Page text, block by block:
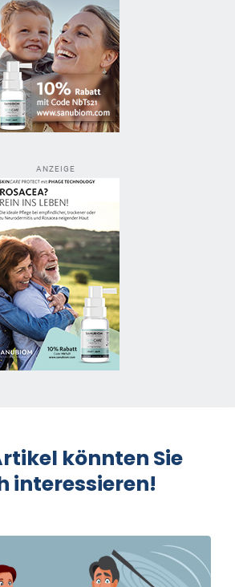
ANZEIGE
könnten Sie
interessieren!